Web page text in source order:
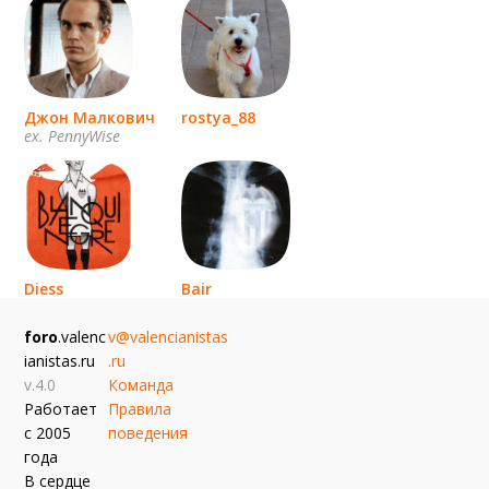
Джон Малкович
ex. PennyWise
rostya_88
Diess
Bair
foro.valenc
ianistas.ru
v.4.0
Работает
с 2005
года
В сердце
v@valencianistas
.ru
Команда
Правила
поведения